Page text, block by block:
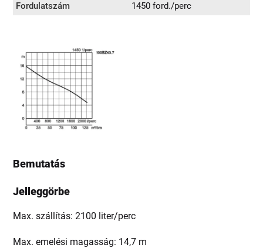
Fordulatszám 1450 ford./perc
Bemutatás
Jelleggörbe
Max. szállítás: 2100 liter/perc
Max. emelési magasság: 14,7 m